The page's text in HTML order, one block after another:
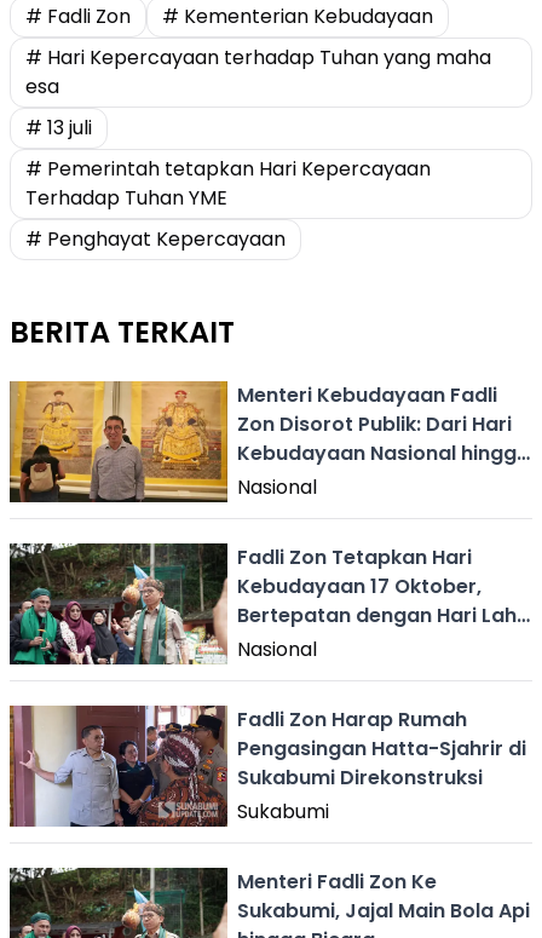
# Fadli Zon
# Kementerian Kebudayaan
# Hari Kepercayaan terhadap Tuhan yang maha
esa
# 13 juli
# Pemerintah tetapkan Hari Kepercayaan
Terhadap Tuhan YME
# Penghayat Kepercayaan
BERITA TERKAIT
Menteri Kebudayaan Fadli
Zon Disorot Publik: Dari Hari
Kebudayaan Nasional hingga
Kontroversi Sejarah 1998
Nasional
Fadli Zon Tetapkan Hari
Kebudayaan 17 Oktober,
Bertepatan dengan Hari Lahir
Prabowo
Nasional
Fadli Zon Harap Rumah
Pengasingan Hatta-Sjahrir di
Sukabumi Direkonstruksi
Sukabumi
Menteri Fadli Zon Ke
Sukabumi, Jajal Main Bola Api